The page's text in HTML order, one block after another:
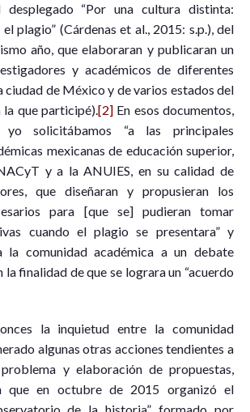
“Por una cultura distinta:
plagio” (Cárdenas et al., 2015: s.p.), del
año, que elaboraran y publicaran un
y académicos de diferentes
ciudad de México y de varios estados del
que participé).[2]En esos documentos,
solicitábamos “a las principales
mexicanas de educación superior,
y a la ANUIES, en su calidad de
que diseñaran y propusieran los
para [que se] pudieran tomar
cuando el plagio se presentara” y
la comunidad académica a un debate
finalidad de que se lograra un “acuerdo
la inquietud entre la comunidad
algunas otras acciones tendientes a
y elaboración de propuestas,
que en octubre de 2015 organizó el